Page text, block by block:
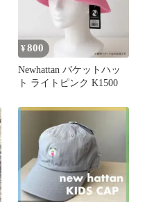
¥800
Newhattan バケットハッ
ト ライトピンク K1500